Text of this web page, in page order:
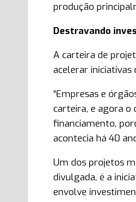
produção
Destravando
A carteira de
acelerar
“Empresas e
carteira, e agora o
financiamento,
acontecia há 40
Um dos projetos
divulgada, é a
envolve